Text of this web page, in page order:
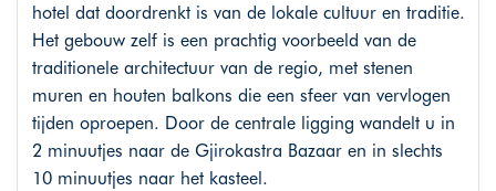
hotel dat doordrenkt is van de lokale cultuur en traditie.
Het gebouw zelf is een prachtig voorbeeld van de
traditionele architectuur van de regio, met stenen
muren en houten balkons die een sfeer van vervlogen
tijden oproepen. Door de centrale ligging wandelt u in
2 minuutjes naar de Gjirokastra Bazaar en in slechts
10 minuutjes naar het kasteel.